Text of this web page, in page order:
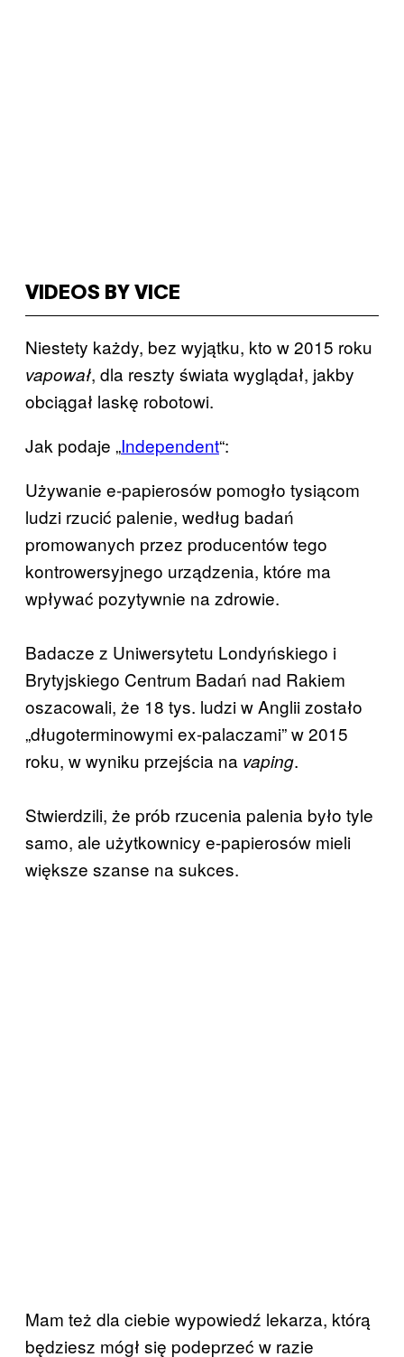
VIDEOS BY VICE
Niestety każdy, bez wyjątku, kto w 2015 roku
vapował, dla reszty świata wyglądał, jakby
obciągał laskę robotowi.
Jak podaje „Independent“:
Używanie e-papierosów pomogło tysiącom
ludzi rzucić palenie, według badań
promowanych przez producentów tego
kontrowersyjnego urządzenia, które ma
wpływać pozytywnie na zdrowie.
Badacze z Uniwersytetu Londyńskiego i
Brytyjskiego Centrum Badań nad Rakiem
oszacowali, że 18 tys. ludzi w Anglii zostało
„długoterminowymi ex-palaczami” w 2015
roku, w wyniku przejścia na vaping.
Stwierdzili, że prób rzucenia palenia było tyle
samo, ale użytkownicy e-papierosów mieli
większe szanse na sukces.
Mam też dla ciebie wypowiedź lekarza, którą
będziesz mógł się podeprzeć w razie